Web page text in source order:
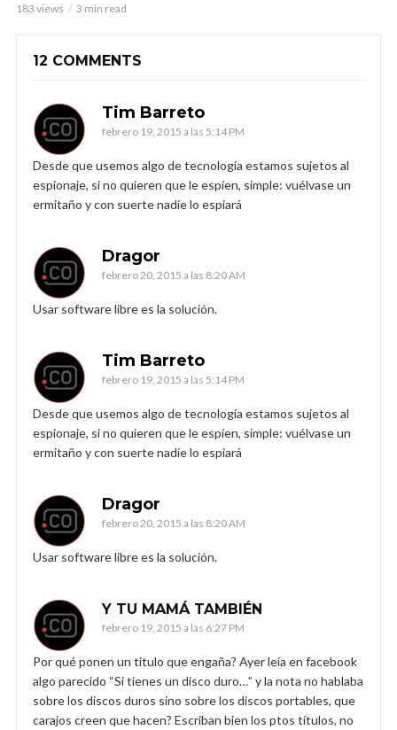
183 views 3 min read
12 COMMENTS
Tim Barreto
febrero 19, 2015 a las 5:14 PM
Desde que usemos algo de tecnología estamos sujetos al
espionaje, si no quieren que le espíen, simple: vuélvase un
ermitaño y con suerte nadie lo espiará
Dragor
febrero 20, 2015 a las 8:20 AM
Usar software libre es la solución.
Tim Barreto
febrero 19, 2015 a las 5:14 PM
Desde que usemos algo de tecnología estamos sujetos al
espionaje, si no quieren que le espíen, simple: vuélvase un
ermitaño y con suerte nadie lo espiará
Dragor
febrero 20, 2015 a las 8:20 AM
Usar software libre es la solución.
Y TU MAMÁ TAMBIÉN
febrero 19, 2015 a las 6:27 PM
Por qué ponen un titulo que engaña? Ayer leía en facebook
algo parecido “Si tienes un disco duro…” y la nota no hablaba
sobre los discos duros sino sobre los discos portables, que
carajos creen que hacen? Escriban bien los ptos títulos, no